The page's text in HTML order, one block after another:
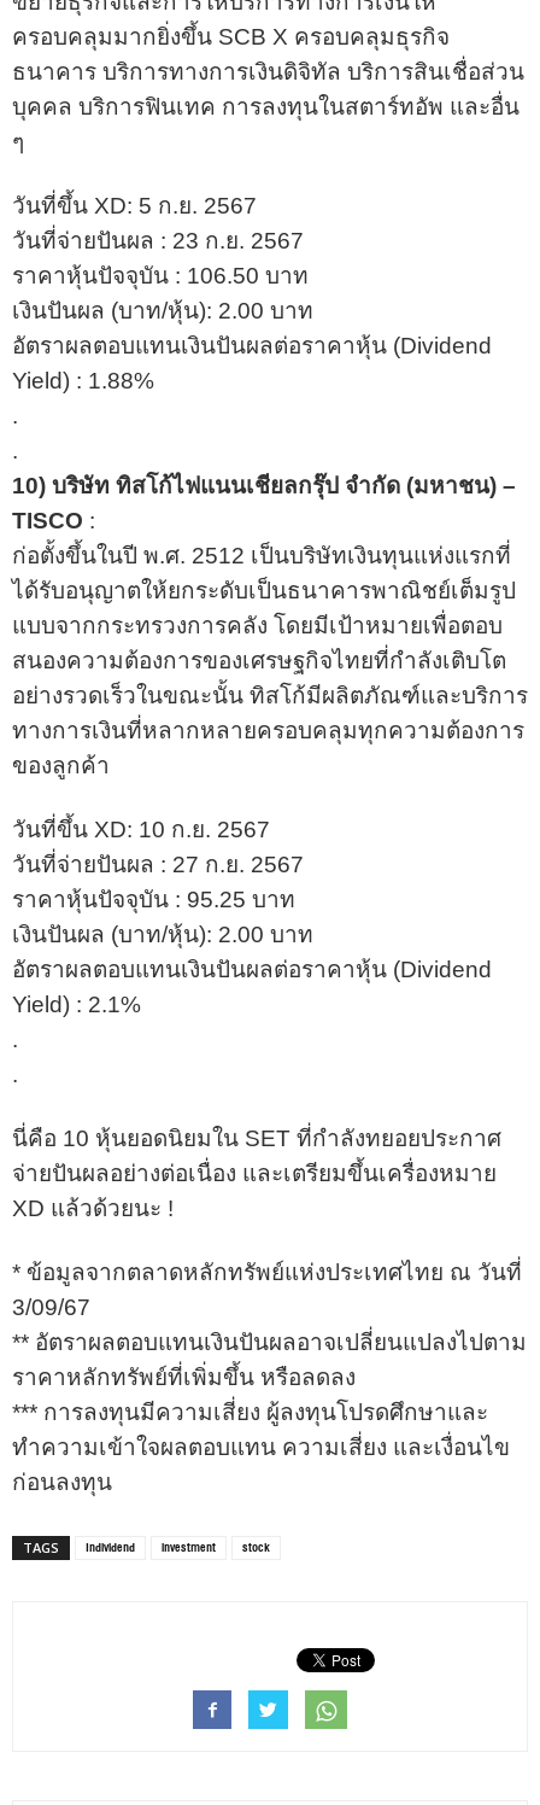
ครอบคลุมมากยิ่งขึ้น SCB X ครอบคลุมธุรกิจ
ธนาคาร บริการทางการเงินดิจิทัล บริการสินเชื่อส่วน
บุคคล บริการฟินเทค การลงทุนในสตาร์ทอัพ และอื่น
ๆ
วันที่ขึ้น XD: 5 ก.ย. 2567
วันที่จ่ายปันผล : 23 ก.ย. 2567
ราคาหุ้นปัจจุบัน : 106.50 บาท
เงินปันผล (บาท/หุ้น): 2.00 บาท
อัตราผลตอบแทนเงินปันผลต่อราคาหุ้น (Dividend
Yield) : 1.88%
.
.
10) บริษัท ทิสโก้ไฟแนนเชียลกรุ๊ป จำกัด (มหาชน) –
TISCO :
ก่อตั้งขึ้นในปี พ.ศ. 2512 เป็นบริษัทเงินทุนแห่งแรกที่
ได้รับอนุญาตให้ยกระดับเป็นธนาคารพาณิชย์เต็มรูป
แบบจากกระทรวงการคลัง โดยมีเป้าหมายเพื่อตอบ
สนองความต้องการของเศรษฐกิจไทยที่กำลังเติบโต
อย่างรวดเร็วในขณะนั้น ทิสโก้มีผลิตภัณฑ์และบริการ
ทางการเงินที่หลากหลายครอบคลุมทุกความต้องการ
ของลูกค้า
วันที่ขึ้น XD: 10 ก.ย. 2567
วันที่จ่ายปันผล : 27 ก.ย. 2567
ราคาหุ้นปัจจุบัน : 95.25 บาท
เงินปันผล (บาท/หุ้น): 2.00 บาท
อัตราผลตอบแทนเงินปันผลต่อราคาหุ้น (Dividend
Yield) : 2.1%
.
.
นี่คือ 10 หุ้นยอดนิยมใน SET ที่กำลังทยอยประกาศ
จ่ายปันผลอย่างต่อเนื่อง และเตรียมขึ้นเครื่องหมาย
XD แล้วด้วยนะ !
* ข้อมูลจากตลาดหลักทรัพย์แห่งประเทศไทย ณ วันที่
3/09/67
** อัตราผลตอบแทนเงินปันผลอาจเปลี่ยนแปลงไปตาม
ราคาหลักทรัพย์ที่เพิ่มขึ้น หรือลดลง
*** การลงทุนมีความเสี่ยง ผู้ลงทุนโปรดศึกษาและ
ทำความเข้าใจผลตอบแทน ความเสี่ยง และเงื่อนไข
ก่อนลงทุน
TAGS Individend investment stock